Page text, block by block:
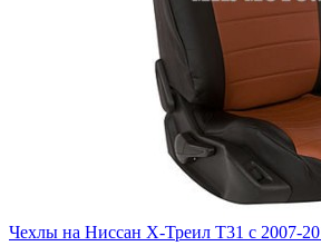
Чехлы на Ниссан Х-Треил Т31 с 2007-